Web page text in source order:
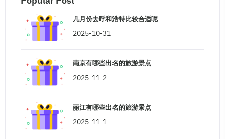
几月份去呼和浩特比较合适呢
2025-10-31
南京有哪些出名的旅游景点
2025-11-2
丽江有哪些出名的旅游景点
2025-11-1